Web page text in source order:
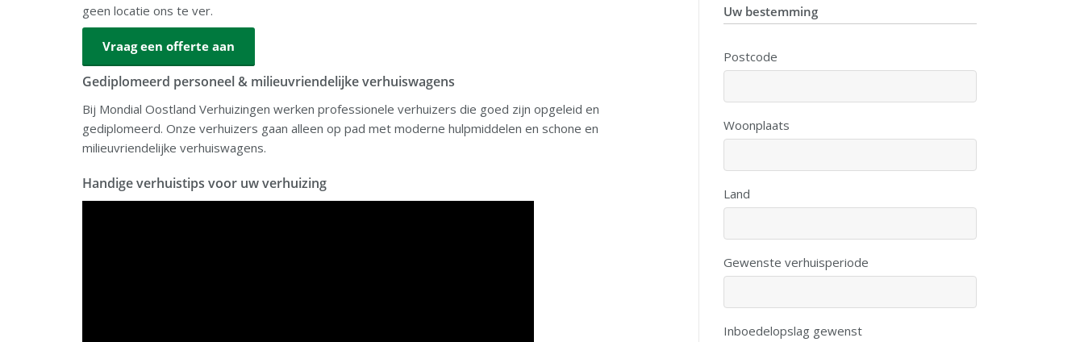
geen locatie ons te ver.
Vraag een offerte aan
Gediplomeerd personeel & milieuvriendelijke verhuiswagens
Bij Mondial Oostland Verhuizingen werken professionele verhuizers die goed zijn opgeleid en
gediplomeerd. Onze verhuizers gaan alleen op pad met moderne hulpmiddelen en schone en
milieuvriendelijke verhuiswagens.
Handige verhuistips voor uw verhuizing
Uw bestemming
Postcode
Woonplaats
Land
Gewenste verhuisperiode
Inboedelopslag gewenst